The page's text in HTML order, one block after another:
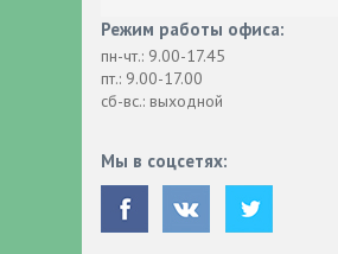
Режим работы офиса:
пн-чт.: 9.00-17.45
пт.: 9.00-17.00
сб-вс.: выходной
Мы в соцсетях: